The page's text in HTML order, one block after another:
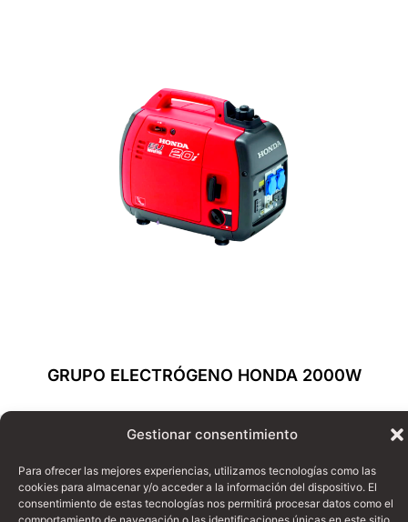
Gestionar consentimiento
Para ofrecer las mejores experiencias, utilizamos tecnologías como las
cookies para almacenar y/o acceder a la información del dispositivo. El
consentimiento de estas tecnologías nos permitirá procesar datos como el
GRUPO ELECTRÓGENO HONDA 2000W